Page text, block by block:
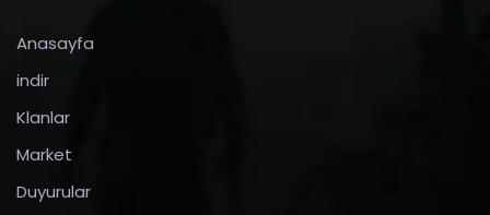
Anasayfa
indir
Klanlar
Market
Duyurular